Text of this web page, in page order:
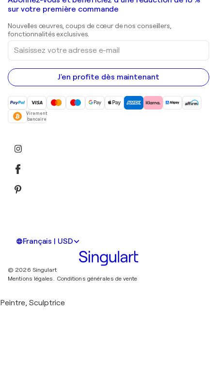
Shepard Fairey
Peintures de paysage
Estampes
Peintures acryliques
Galeries d'art en Belgique
sur votre première commande
Nouvelles œuvres, coups de cœur de nos conseillers,
fonctionnalités exclusives.
Saisissez
votre
adresse
e-
mail
J'en profite dès maintenant
Virement
bancaire
Français | USD
© 2026 Singulart
Mentions légales. Conditions générales de vente
Peintre, Sculptrice